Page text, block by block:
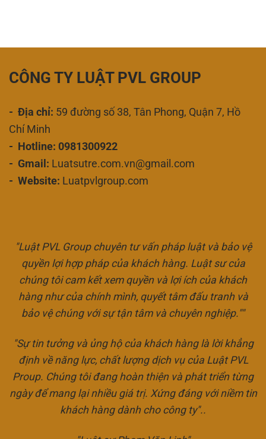
CÔNG TY LUẬT PVL GROUP
- Địa chỉ: 59 đường số 38, Tân Phong, Quận 7, Hồ
Chí Minh
- Hotline: 0981300922
- Gmail: Luatsutre.com.vn@gmail.com
- Website: Luatpvlgroup.com
"Luật PVL Group chuyên tư vấn pháp luật và bảo vệ
quyền lợi hợp pháp của khách hàng. Luật sư của
chúng tôi cam kết xem quyền và lợi ích của khách
hàng như của chính mình, quyết tâm đấu tranh và
bảo vệ chúng với sự tận tâm và chuyên nghiệp.""
"Sự tin tưởng và ủng hộ của khách hàng là lời khẳng
định về năng lực, chất lượng dịch vụ của Luật PVL
Proup. Chúng tôi đang hoàn thiện và phát triển từng
ngày để mang lại nhiều giá trị. Xứng đáng với niềm tin
khách hàng dành cho công ty"..